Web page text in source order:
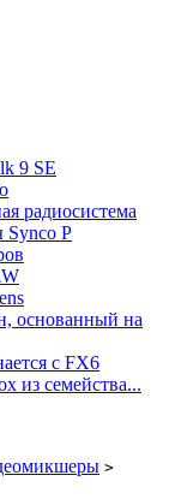
9 SE
радиосистема
Synco P
основанный на
с FX6
из семейства...
>